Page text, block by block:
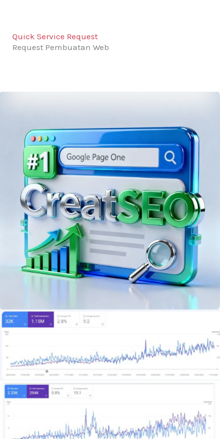
Quick Service Request
Request Pembuatan Web